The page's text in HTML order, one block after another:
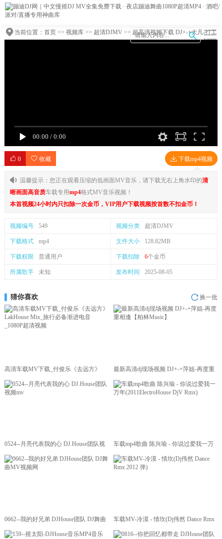
当前位置： 首页>> 视频库>> 超清DJMV>> 超高清视频下载 DJ+-+大凡-打工
00:00 / 0:00
0 收藏 下载mp4视频
温馨提示：您正在观看压缩的低画面MV音乐，请下载无右上角水印的清
晰画面高音质车载专用mp4格式MV音乐视频！
本首视频24小时内只扣除一次金币，VIP用户下载视频按首数不扣金币！
视频编号 549 视频分类 超清DJMV
下载格式 mp4 文件大小 128.82MB
下载权限 普通用户 下载扣除 6个金币
所属歌手 未知 发布时间 2025-08-05
猜你喜欢 换一批
高清车载MV下载_付俊乐《去远方》
LakHouse Mix_旅行必备渐进电音
_1080P超清视频
最新高清dj现场视频 DJ+-+萍姐-再度重
相逢【柏林Music】
0524--月亮代表我的心 DJ.House团队视
频mv
车载mp4歌曲 陈兴瑜 - 你说过爱我一万
年(2011ElectroHouse DjV Rmx)
0662--我的好兄弟 DJHouse团队 DJ舞曲
MV视频网
车载MV-冷漠 - 情坎(Dj伟然 Dance Rmx
2012 弹)